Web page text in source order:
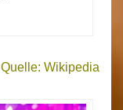
Quelle: Wikipedia